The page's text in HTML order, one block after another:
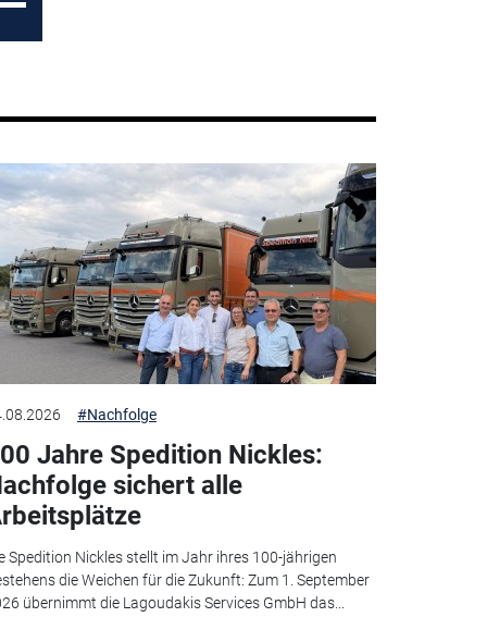
#Nachfolge
Jahre Spedition Nickles:
sichert alle
Spedition Nickles stellt im Jahr ihres 100-jährigen
die Weichen für die Zukunft: Zum 1. September
übernimmt die Lagoudakis Services GmbH das...